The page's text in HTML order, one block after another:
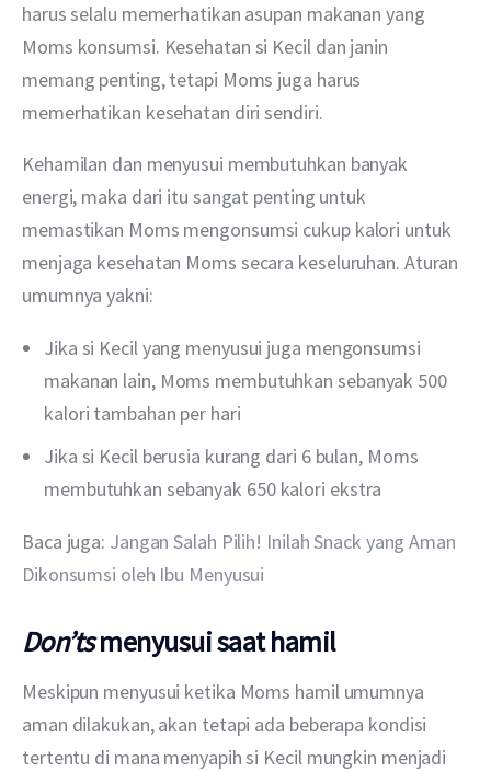
harus selalu memerhatikan asupan makanan yang
Moms konsumsi. Kesehatan si Kecil dan janin
memang penting, tetapi Moms juga harus
memerhatikan kesehatan diri sendiri.
Kehamilan dan menyusui membutuhkan banyak
energi, maka dari itu sangat penting untuk
memastikan Moms mengonsumsi cukup kalori untuk
menjaga kesehatan Moms secara keseluruhan. Aturan
umumnya yakni:
Jika si Kecil yang menyusui juga mengonsumsi
makanan lain, Moms membutuhkan sebanyak 500
kalori tambahan per hari
Jika si Kecil berusia kurang dari 6 bulan, Moms
membutuhkan sebanyak 650 kalori ekstra
Baca juga: Jangan Salah Pilih! Inilah Snack yang Aman
Dikonsumsi oleh Ibu Menyusui
Don’tsmenyusui saat hamil
Meskipun menyusui ketika Moms hamil umumnya
aman dilakukan, akan tetapi ada beberapa kondisi
tertentu di mana menyapih si Kecil mungkin menjadi